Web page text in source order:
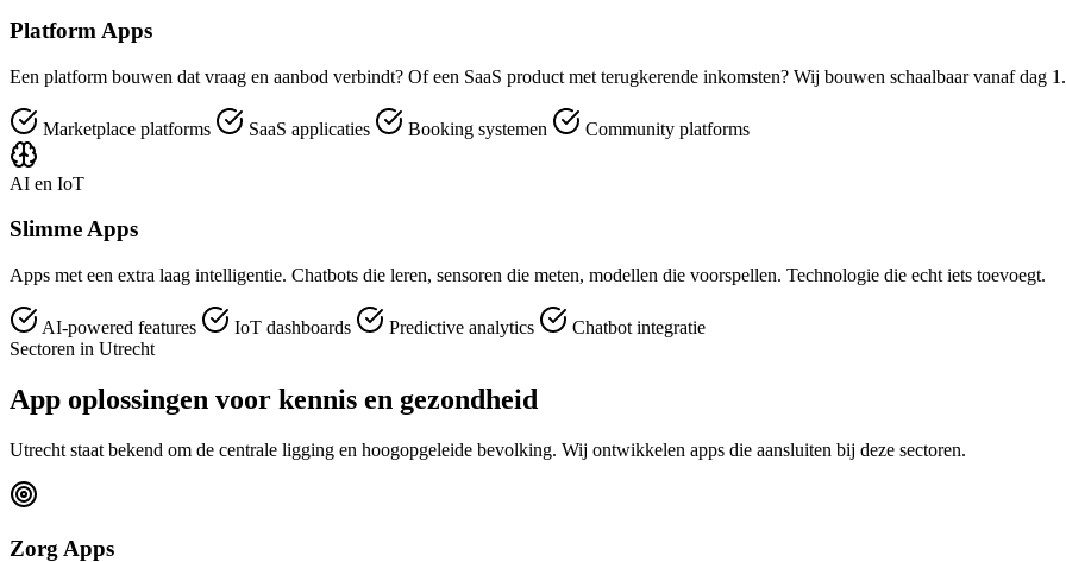
Platform Apps
Een platform bouwen dat vraag en aanbod verbindt? Of een SaaS product met terugkerende inkomsten? Wij bouwen schaalbaar vanaf dag 1.
Marketplace platforms SaaS applicaties Booking systemen Community platforms
AI en IoT
Slimme Apps
Apps met een extra laag intelligentie. Chatbots die leren, sensoren die meten, modellen die voorspellen. Technologie die echt iets toevoegt.
AI-powered features IoT dashboards Predictive analytics
Chatbot integratie
Sectoren in Utrecht
App oplossingen voor kennis en gezondheid
Utrecht staat bekend om de centrale ligging en hoogopgeleide bevolking. Wij ontwikkelen apps die aansluiten bij deze sectoren.
Zorg Apps